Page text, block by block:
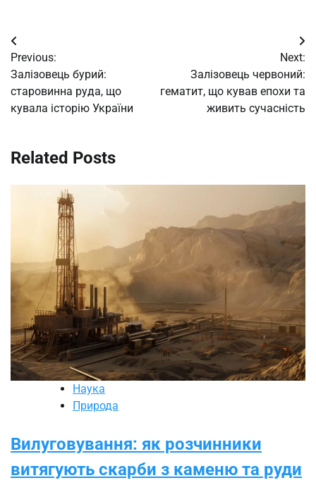
Post
navigation
Previous:
Залізовець бурий:
старовинна руда, що
кувала історію України
Next:
Залізовець червоний:
гематит, що кував епохи та
живить сучасність
Related Posts
Наука
Природа
Вилуговування: як розчинники
витягують скарби з каменю та руди